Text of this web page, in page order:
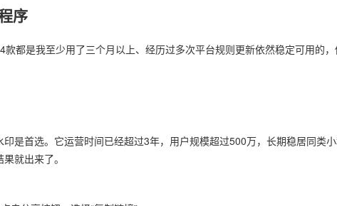
序
都是我至少用了三个月以上、经历过多次平台规则更新依然稳定可用的
是首选。它运营时间已经超过3年，用户规模超过500万，长期稳居同类
就出来了。